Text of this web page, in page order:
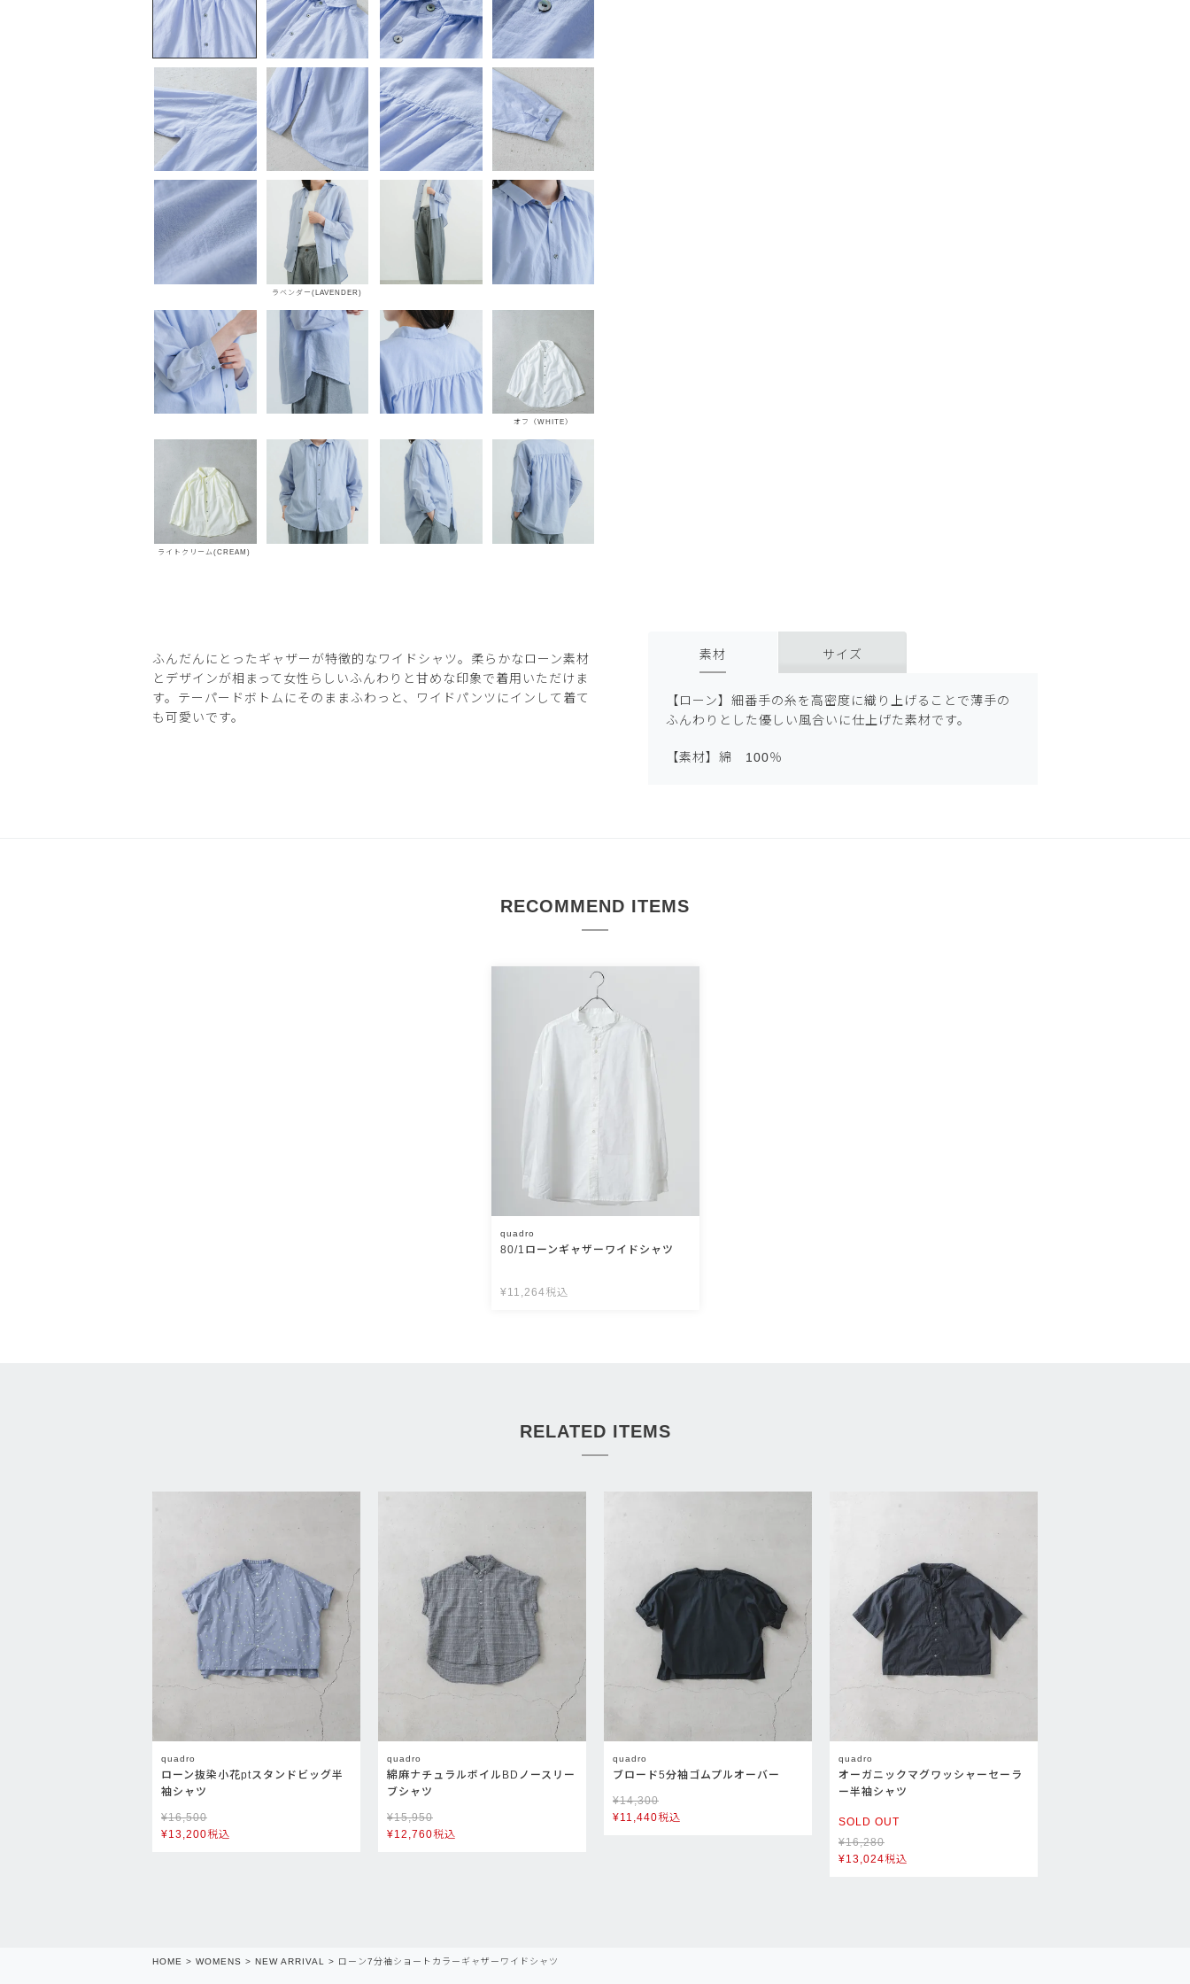
ラベンダー(LAVENDER)
オフ（WHITE）
ライトクリーム(CREAM)
ふんだんにとったギャザーが特徴的なワイドシャツ。柔らかなローン素材
とデザインが相まって女性らしいふんわりと甘めな印象で着用いただけま
す。テーパードボトムにそのままふわっと、ワイドパンツにインして着て
も可愛いです。
素材 サイズ
【ローン】細番手の糸を高密度に織り上げることで薄手の
ふんわりとした優しい風合いに仕上げた素材です。
【素材】綿 100％
RECOMMEND ITEMS
quadro
80/1ローンギャザーワイドシャツ
¥11,264税込
RELATED ITEMS
quadro
ローン抜染小花ptスタンドビッグ半
袖シャツ
¥16,500
¥13,200税込
quadro
綿麻ナチュラルボイルBDノースリー
ブシャツ
¥15,950
¥12,760税込
quadro
ブロード5分袖ゴムプルオーバー
¥14,300
¥11,440税込
quadro
オーガニックマグワッシャーセーラ
ー半袖シャツ
SOLD OUT
¥16,280
¥13,024税込
HOME WOMENS NEW ARRIVAL ローン7分袖ショートカラーギャザーワイドシャツ